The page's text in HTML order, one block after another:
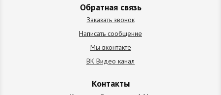
Обратная связь
Заказать звонок
Написать сообщение
Мы вконтакте
ВК Видео канал
Контакты